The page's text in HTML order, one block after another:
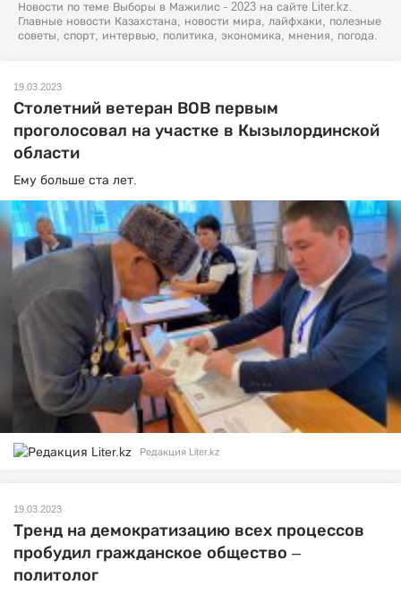
Новости по теме Выборы в Мажилис - 2023 на сайте Liter.kz.
Главные новости Казахстана, новости мира, лайфхаки, полезные
советы, спорт, интервью, политика, экономика, мнения, погода.
19.03.2023
Столетний ветеран ВОВ первым
проголосовал на участке в Кызылординской
области
Ему больше ста лет.
Редакция Liter.kz
19.03.2023
Тренд на демократизацию всех процессов
пробудил гражданское общество –
политолог